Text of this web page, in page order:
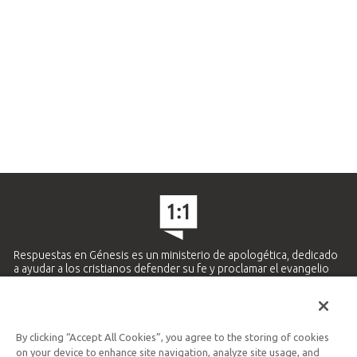
Respuestas en Génesis es un ministerio de apologética, dedicado
a ayudar a los cristianos defender su fe y proclamar el evangelio
Ministerio Hispano y Latinoamericano
By clicking “Accept All Cookies”, you agree to the storing of cookies
on your device to enhance site navigation, analyze site usage, and